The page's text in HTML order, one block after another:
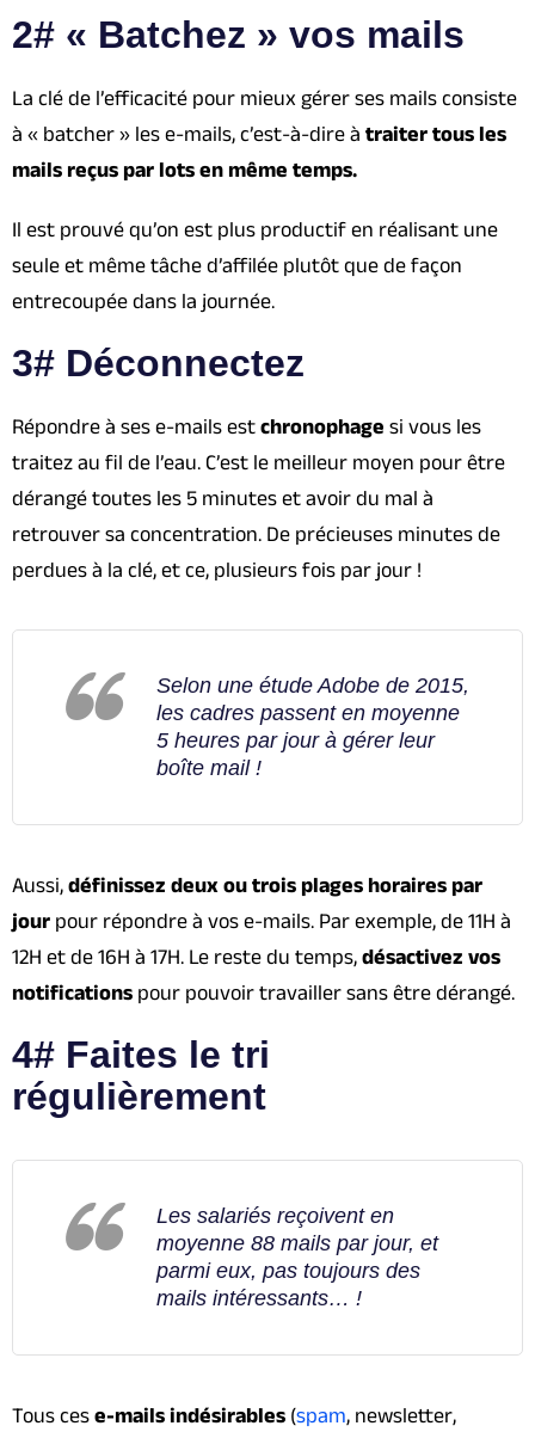
2# « Batchez » vos mails
La clé de l’efficacité pour mieux gérer ses mails consiste
à « batcher » les e-mails, c’est-à-dire à traiter tous les
mails reçus par lots en même temps.
Il est prouvé qu’on est plus productif en réalisant une
seule et même tâche d’affilée plutôt que de façon
entrecoupée dans la journée.
3# Déconnectez
Répondre à ses e-mails est chronophage si vous les
traitez au fil de l’eau. C’est le meilleur moyen pour être
dérangé toutes les 5 minutes et avoir du mal à
retrouver sa concentration. De précieuses minutes de
perdues à la clé, et ce, plusieurs fois par jour !
Selon une étude Adobe de 2015,
les cadres passent en moyenne
5 heures par jour à gérer leur
boîte mail !
Aussi, définissez deux ou trois plages horaires par
jour pour répondre à vos e-mails. Par exemple, de 11H à
12H et de 16H à 17H. Le reste du temps, désactivez vos
notifications pour pouvoir travailler sans être dérangé.
4# Faites le tri
régulièrement
Les salariés reçoivent en
moyenne 88 mails par jour, et
parmi eux, pas toujours des
mails intéressants… !
Tous ces e-mails indésirables (spam, newsletter,